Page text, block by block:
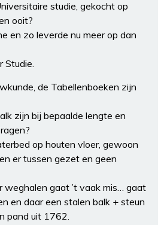
studie, gekocht op
ooit?
en zo leverde nu meer op dan
Studie.
de Tabellenboeken zijn
zijn bij bepaalde lengte en
op houten vloer, gewoon
er tussen gezet en geen
weghalen gaat ’t vaak mis… gaat
en daar een stalen balk + steun
pand uit 1762.